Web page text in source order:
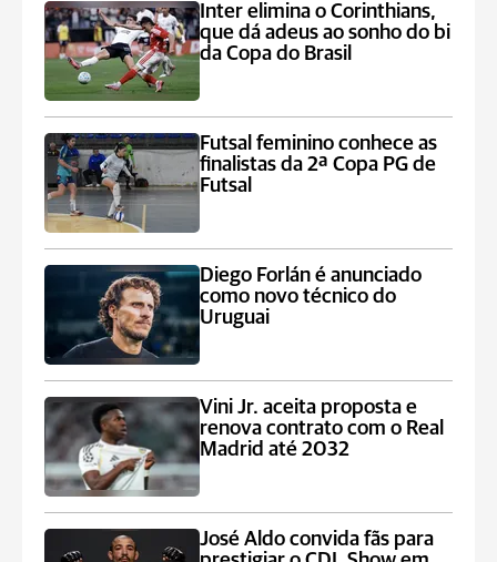
Inter elimina o Corinthians,
que dá adeus ao sonho do bi
da Copa do Brasil
Futsal feminino conhece as
finalistas da 2ª Copa PG de
Futsal
Diego Forlán é anunciado
como novo técnico do
Uruguai
Vini Jr. aceita proposta e
renova contrato com o Real
Madrid até 2032
José Aldo convida fãs para